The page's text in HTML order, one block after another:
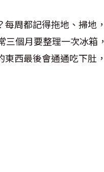
周都記得拖地、掃地，
個月要整理一次冰箱，
西最後會通通吃下肚，